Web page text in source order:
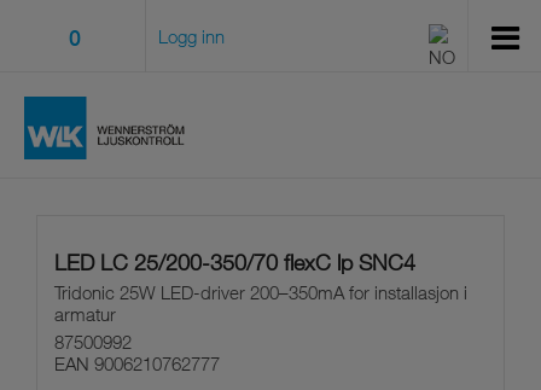
0 Logg inn
LED LC 25/200-350/70 flexC lp SNC4
Tridonic 25W LED-driver 200–350mA for installasjon i
armatur
87500992
EAN 9006210762777